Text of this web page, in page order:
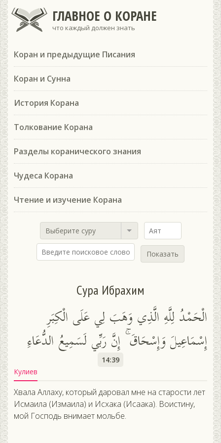
ГЛАВНОЕ О КОРАНЕ
что каждый должен знать
Коран и предыдущие Писания
Коран и Сунна
История Корана
Толкование Корана
Разделы коранического знания
Чудеса Корана
Чтение и изучение Корана
Выберите суру
Показать
Сура Ибрахим
الْحَمْدُ لِلَّهِ الَّذِي وَهَبَ لِي عَلَى الْكِبَرِ
إِسْمَاعِيلَ وَإِسْحَاقَ ۚ إِنَّ رَبِّي لَسَمِيعُ الدُّعَاءِ
14:39
Кулиев
Хвала Аллаху, который даровал мне на старости лет
Исмаила (Измаила) и Исхака (Исаака). Воистину,
мой Господь внимает мольбе.